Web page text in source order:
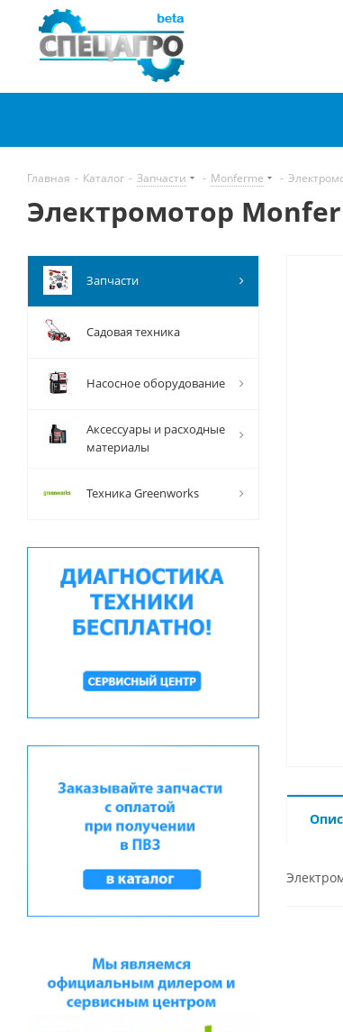
Главная - Каталог - Запчасти - Monferme -
Электромотор
Запчасти
Садовая техника
Насосное оборудование
Аксессуары и расходные
материалы
Техника Greenworks